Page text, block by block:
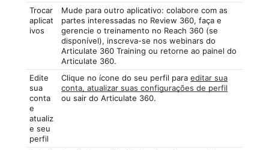
Trocar
aplicat
ivos
Mude para outro aplicativo: colabore com as
partes interessadas no Review 360, faça e
gerencie o treinamento no Reach 360 (se
disponível), inscreva-se nos webinars do
Articulate 360 Training ou retorne ao painel do
Articulate 360.
Edite
sua
conta
e
atualiz
e seu
perfil
Clique no ícone do seu perfil paraeditar sua
conta, atualizar suas configurações de perfil
ou sair do Articulate 360.